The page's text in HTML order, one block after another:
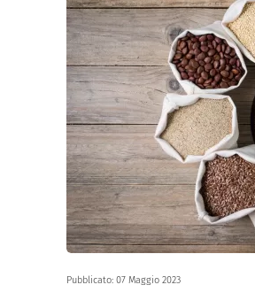
Pubblicato: 07 Maggio 2023